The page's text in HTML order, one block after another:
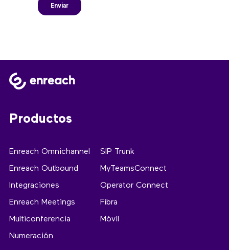
Productos
Enreach Omnichannel
Enreach Outbound
Integraciones
Enreach Meetings
Multiconferencia
Numeración
SIP Trunk
MyTeamsConnect
Operator Connect
Fibra
Móvil